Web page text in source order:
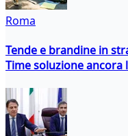
Roma
Tende e brandine in
Time soluzione ancora